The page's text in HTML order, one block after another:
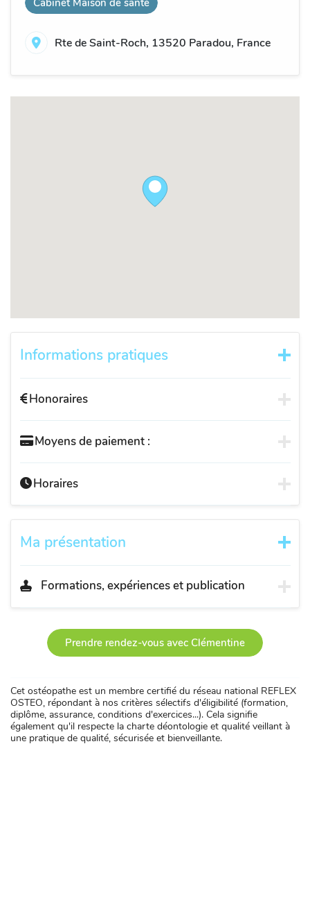
Cabinet Maison de santé
Rte de Saint-Roch, 13520 Paradou, France
Informations pratiques
Honoraires
Moyens de paiement :
Horaires
Ma présentation
Formations, expériences et publication
Prendre rendez-vous avec Clémentine
Cet ostéopathe est un membre certifié du réseau national REFLEX
OSTEO, répondant à nos critères sélectifs d'éligibilité (formation,
diplôme, assurance, conditions d'exercices...). Cela signifie
également qu'il respecte la charte déontologie et qualité veillant à
une pratique de qualité, sécurisée et bienveillante.